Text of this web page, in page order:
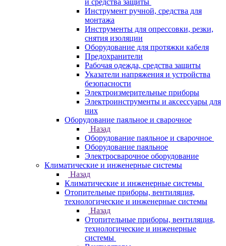
и средства защиты
Инструмент ручной, средства для
монтажа
Инструменты для опрессовки, резки,
снятия изоляции
Оборудование для протяжки кабеля
Предохранители
Рабочая одежда, средства защиты
Указатели напряжения и устройства
безопасности
Электроизмерительные приборы
Электроинструменты и аксессуары для
них
Оборудование паяльное и сварочное
Назад
Оборудование паяльное и сварочное
Оборудование паяльное
Электросварочное оборудование
Климатические и инженерные системы
Назад
Климатические и инженерные системы
Отопительные приборы, вентиляция,
технологические и инженерные системы
Назад
Отопительные приборы, вентиляция,
технологические и инженерные
системы